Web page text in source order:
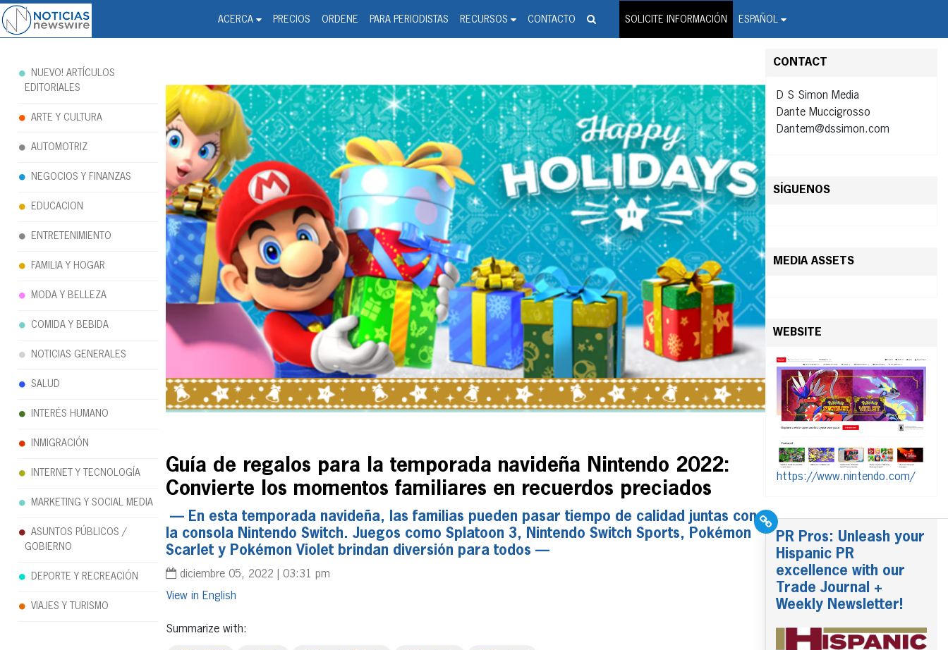
ACERCA PRECIOS ORDENE PARA PERIODISTAS RECURSOS CONTACTO SOLICITE INFORMACIÓN ESPAÑOL
Noticias Newswire - Hispanic Press Release Distribution Wire Service
Guía de regalos para la temporada navideña Nintendo 2022:
Convierte los momentos familiares en recuerdos preciados
— En esta temporada navideña, las familias pueden pasar tiempo de calidad juntas con
la consola Nintendo Switch. Juegos como Splatoon 3, Nintendo Switch Sports, Pokémon
Scarlet y Pokémon Violet brindan diversión para todos —
diciembre 05, 2022 | 03:31 pm
English
Summarize with:
CONTACT
D S Simon Media
Dante Muccigrosso
Dantem@dssimon.com
SÍGUENOS
MEDIA ASSETS
WEBSITE
https://www.nintendo.com/
PR Pros: Unleash your
Hispanic PR
excellence with our
Trade Journal +
Weekly Newsletter!
NUEVO! ARTÍCULOS
EDITORIALES
ARTE Y CULTURA
AUTOMOTRIZ
NEGOCIOS Y FINANZAS
EDUCACION
ENTRETENIMIENTO
FAMILIA Y HOGAR
MODA Y BELLEZA
COMIDA Y BEBIDA
NOTICIAS GENERALES
SALUD
INTERÉS HUMANO
INMIGRACIÓN
INTERNET Y TECNOLOGÍA
MARKETING Y SOCIAL MEDIA
ASUNTOS PÚBLICOS /
GOBIERNO
DEPORTE Y RECREACIÓN
VIAJES Y TURISMO